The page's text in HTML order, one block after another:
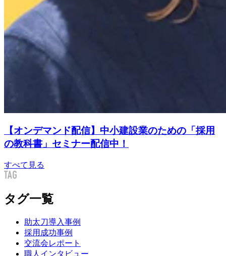
【オンデマンド配信】中小建設業のための「採用
の教科書」セミナー配信中！
すべて見る
タグ一覧
助太刀導入事例
採用成功事例
交流会レポート
職人インタビュー